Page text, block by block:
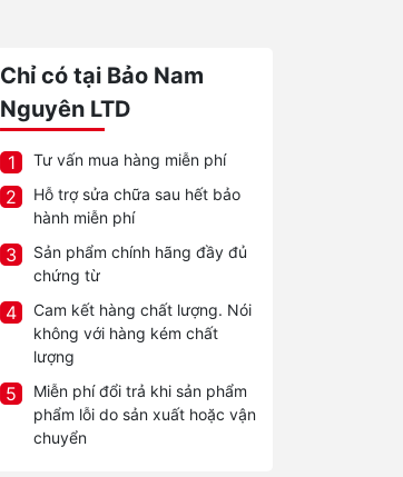
Chỉ có tại Bảo Nam
Nguyên LTD
1 Tư vấn mua hàng miễn phí
2
Hỗ trợ sửa chữa sau hết bảo
hành miễn phí
3
Sản phẩm chính hãng đầy đủ
chứng từ
4
Cam kết hàng chất lượng. Nói
không với hàng kém chất
lượng
5
Miễn phí đổi trả khi sản phẩm
phẩm lỗi do sản xuất hoặc vận
chuyển